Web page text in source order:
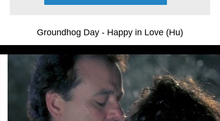
Groundhog Day - Happy in Love (Hu)